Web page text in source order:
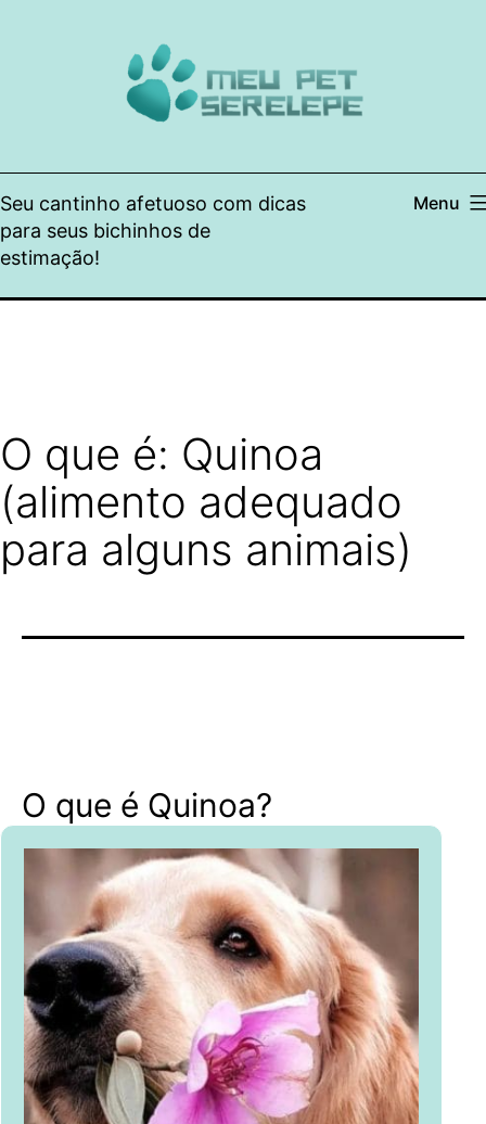
Seu cantinho afetuoso com dicas
para seus bichinhos de
estimação!
Menu
O que é: Quinoa
(alimento adequado
para alguns animais)
O que é Quinoa?